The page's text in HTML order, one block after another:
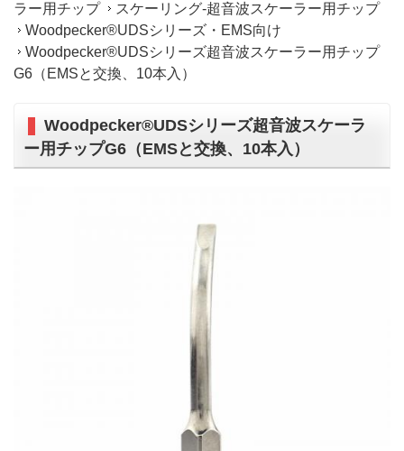
ラー用チップ
スケーリング-超音波スケーラー用チップ
Woodpecker®UDSシリーズ・EMS向け
Woodpecker®UDSシリーズ超音波スケーラー用チップ
G6（EMSと交換、10本入）
Woodpecker®UDSシリーズ超音波スケーラ
ー用チップG6（EMSと交換、10本入）